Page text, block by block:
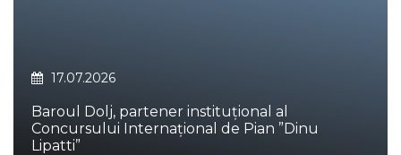
17.07.2026
Baroul Dolj, partener instituțional al
Concursului Internațional de Pian ”Dinu
Lipatti”